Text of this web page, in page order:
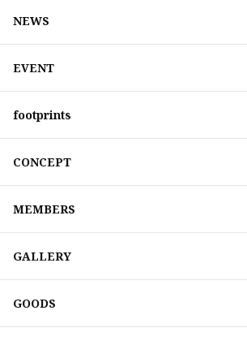
NEWS
EVENT
footprints
CONCEPT
MEMBERS
GALLERY
GOODS